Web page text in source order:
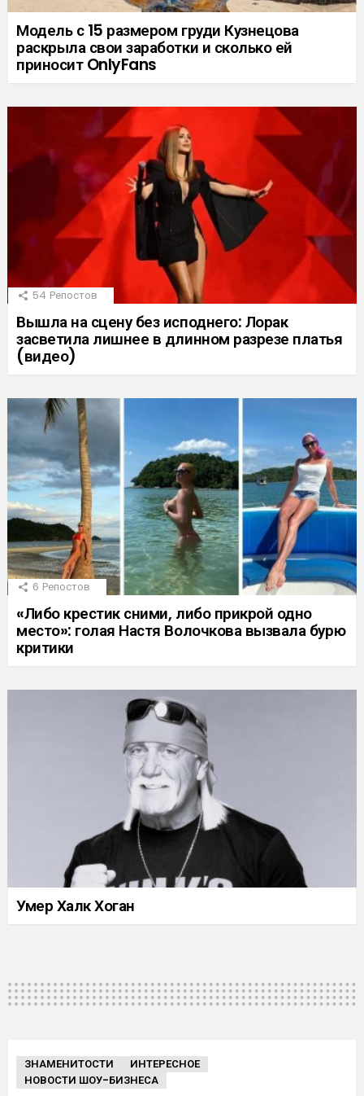
Модель с 15 размером груди Кузнецова
раскрыла свои заработки и сколько ей
приносит OnlyFans
54 Репостов
Вышла на сцену без исподнего: Лорак
засветила лишнее в длинном разрезе платья
(видео)
6 Репостов
«Либо крестик сними, либо прикрой одно
место»: голая Настя Волочкова вызвала бурю
критики
Умер Халк Хоган
ЗНАМЕНИТОСТИ
ИНТЕРЕСНОЕ
НОВОСТИ ШОУ-БИЗНЕСА